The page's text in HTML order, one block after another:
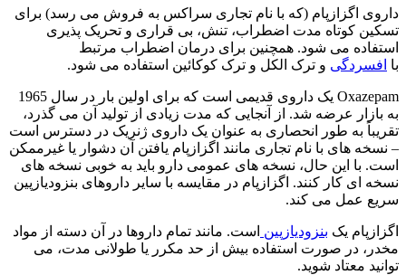
داروی اگزازپام (که با نام تجاری سراکس به فروش می رسد) برای
تسکین کوتاه مدت اضطراب، تنش، بی قراری و تحریک پذیری
استفاده می شود. همچنین برای درمان اضطراب مرتبط
با افسردگی و ترک الکل و ترک کوکائین استفاده می شود.
Oxazepam یک داروی قدیمی است که برای اولین بار در سال 1965
به بازار عرضه شد. از آنجایی که مدت زیادی از تولید آن می گذرد،
تقریباً به طور انحصاری به عنوان یک داروی ژنریک در دسترس است
– نسخه های با نام تجاری مانند اگزازپام یافتن آن دشوار یا غیرممکن
است. با این حال، نسخه های عمومی دارو باید به خوبی نسخه های
نسخه ای کار کنند. اگزازپام در مقایسه با سایر داروهای بنزودیازپین
سریع عمل می کند.
اگزازپام یک بنزودیازپین است. مانند تمام داروها در آن دسته از مواد
مخدر، در صورت استفاده بیش از حد مکرر یا طولانی مدت، می
توانید معتاد شوید.